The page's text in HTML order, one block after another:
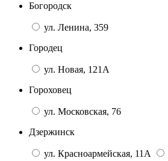
Богородск
ул. Ленина, 359
Городец
ул. Новая, 121А
Гороховец
ул. Московская, 76
Дзержинск
ул. Красноармейская, 11А